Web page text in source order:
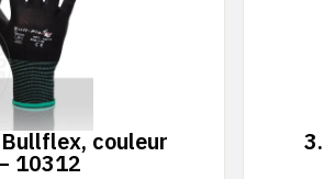
couleur
10312
3.